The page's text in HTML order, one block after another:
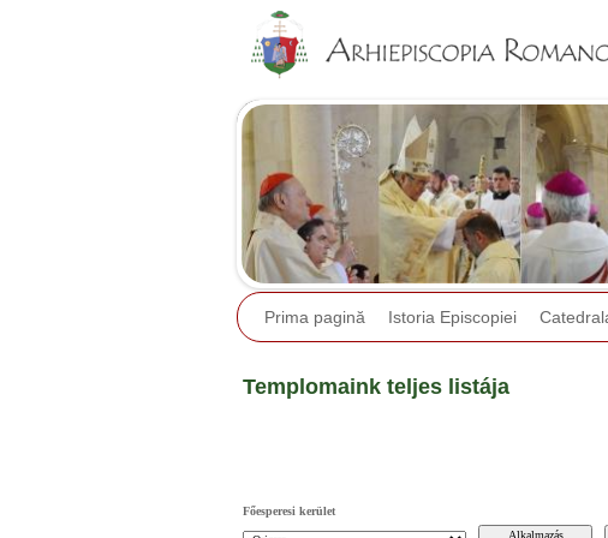
Prima pagină Istoria Episcopiei
Templomaink teljes listája
Főesperesi kerület